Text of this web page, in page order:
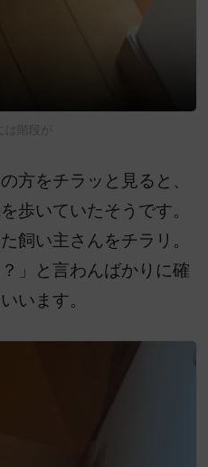
は階段が
方をチラッと見ると、
歩いていたそうです。
飼い主さんをチラリ。
」と言わんばかりに確
います。